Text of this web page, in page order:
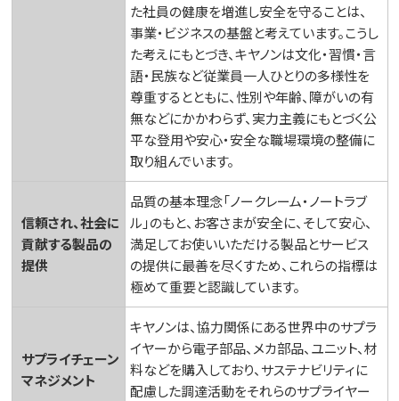
た社員の健康を増進し安全を守ることは、
事業・ビジネスの基盤と考えています。こうし
た考えにもとづき、キヤノンは文化・習慣・言
語・民族など従業員一人ひとりの多様性を
尊重するとともに、性別や年齢、障がいの有
無などにかかわらず、実力主義にもとづく公
平な登用や安心・安全な職場環境の整備に
取り組んでいます。
信頼され、社会に
貢献する製品の
提供
品質の基本理念「ノークレーム・ノートラブ
ル」のもと、お客さまが安全に、そして安心、
満足してお使いいただける製品とサービス
の提供に最善を尽くすため、これらの指標は
極めて重要と認識しています。
サプライチェーン
マネジメント
キヤノンは、協力関係にある世界中のサプラ
イヤーから電子部品、メカ部品、ユニット、材
料などを購入しており、サステナビリティに
配慮した調達活動をそれらのサプライヤー